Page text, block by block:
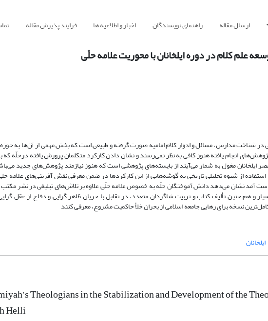
ارسال مقاله راهنمای نویسندگان اخبار و اطلاعیه ها فرایند پذیرش مقاله
علم کلام در دوره ایلخانان با محوریت علامه حلّی
شناخت مدارس، مسائل و ادوار کلام امامیه صورت گرفته و طبیعی است که بخش مهمی از آن‌ها به
انجام یافته هنوز کافی به نظر نمی‌رسند و نشان دادن کارکرد متکلمان پرورش یافته درحلّه
مغول به شمار می‌آیند از بایسته‌های پژوهشی است که هنوز نیازمند پژوهش‌های جدید
از شیوه تحلیلی تاریخی به گوشه‌هایی از این کارکردها در ضمن معرفی نقش آفرینی‌های علامه
آمد نشان می‌دهد دانش آموختگان حلّه به خصوص علامه حلّی علاوه بر تلاش‌های تبلیغی در نشر
و هم چنین تألیف کتاب و تربیت شاگردان متعدد، در تقابل با جریان ظاهر گرایی و دفاع از عقل
نسخه برای رهایی جامعه اسلامی از بحران خلأ حاکمیت مشروع، معرفی کنند
ایلخانان
Theologians in the Stabilization and Development of the
Helli